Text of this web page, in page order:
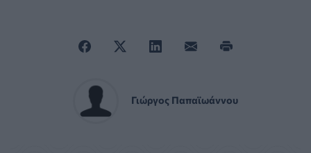
Γιώργος Παπαϊωάννου